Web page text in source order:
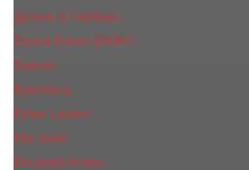
Дольче & Габбана
Donna Karan (DKNY)
Dupont
Eisenberg
Еsteе Lаudеr
Elie Saab
Elizabeth Arden